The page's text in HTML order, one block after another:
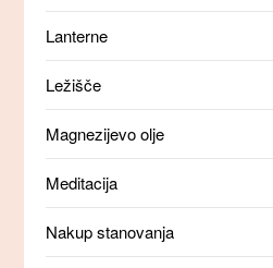
Lanterne
Ležišče
Magnezijevo olje
Meditacija
Nakup stanovanja